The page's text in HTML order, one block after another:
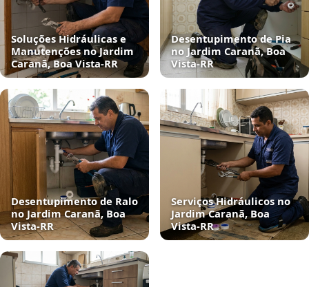
Soluções Hidráulicas e
Manutenções no Jardim
Caranã, Boa Vista‑RR
Desentupimento de Pia
no Jardim Caranã, Boa
Vista‑RR
Desentupimento de Ralo
no Jardim Caranã, Boa
Vista‑RR
Serviços Hidráulicos no
Jardim Caranã, Boa
Vista‑RR